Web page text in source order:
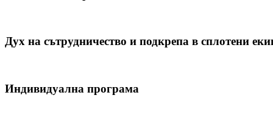
Дух на сътрудничество и подкрепа в сплотени
Индивидуална програма